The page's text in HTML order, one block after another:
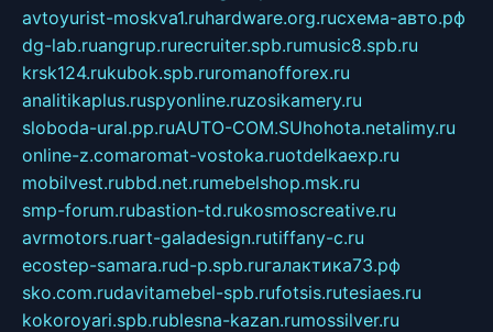
avtoyurist-moskva1.ruhardware.org.ruсхема-авто.рф
dg-lab.ruangrup.rurecruiter.spb.rumusic8.spb.ru
krsk124.rukubok.spb.ruromanofforex.ru
analitikaplus.ruspyonline.ruzosikamery.ru
sloboda-ural.pp.ruAUTO-COM.SUhohota.netalimy.ru
online-z.comaromat-vostoka.ruotdelkaexp.ru
mobilvest.rubbd.net.rumebelshop.msk.ru
smp-forum.rubastion-td.rukosmoscreative.ru
avrmotors.ruart-galadesign.rutiffany-c.ru
ecostep-samara.rud-p.spb.ruгалактика73.рф
sko.com.rudavitamebel-spb.rufotsis.rutesiaes.ru
kokoroyari.spb.rublesna-kazan.rumossilver.ru